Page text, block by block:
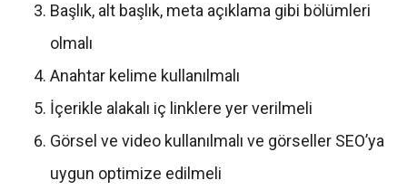
Başlık, alt başlık, meta açıklama gibi bölümleri
olmalı
Anahtar kelime kullanılmalı
İçerikle alakalı iç linklere yer verilmeli
Görsel ve video kullanılmalı ve görseller SEO’ya
uygun optimize edilmeli